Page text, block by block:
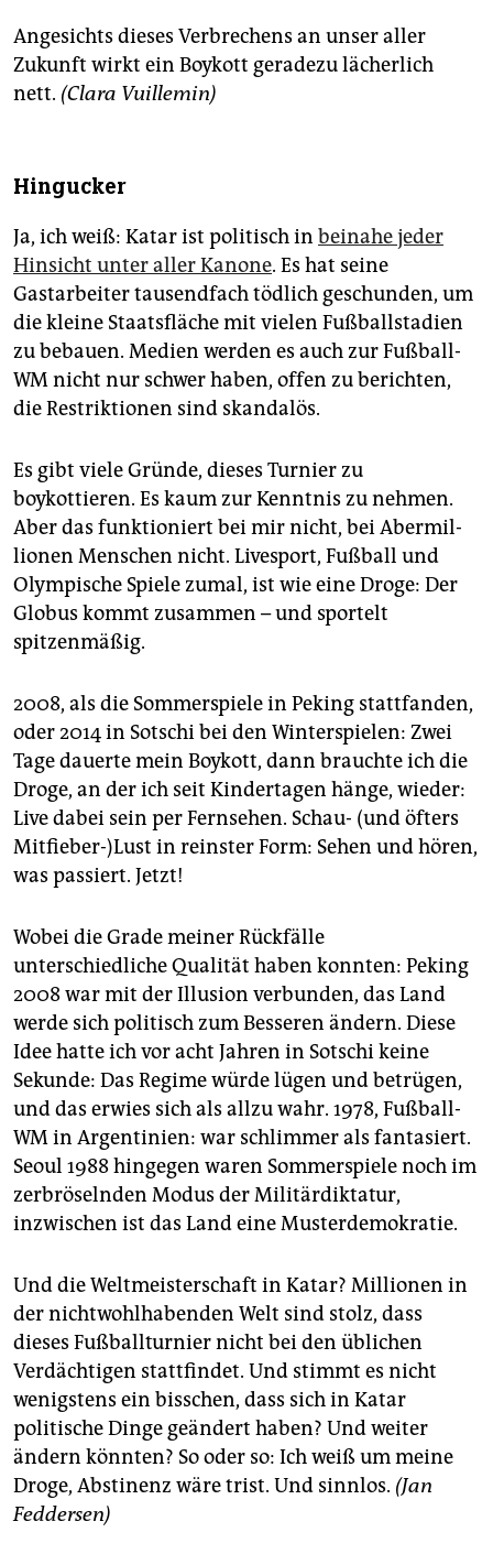
Angesichts dieses Verbrechens an unser aller
Zukunft wirkt ein Boykott geradezu lächerlich
nett. (Clara Vuillemin)
Hingucker
Ja, ich weiß: Katar ist politisch in beinahe jeder
Hinsicht unter aller Kanone. Es hat seine
Gastarbeiter tausendfach tödlich geschunden, um
die kleine Staatsfläche mit vielen Fußballstadien
zu bebauen. Medien werden es auch zur Fußball-
WM nicht nur schwer haben, offen zu berichten,
die Restriktionen sind skandalös.
Es gibt viele Gründe, dieses Turnier zu
boykottieren. Es kaum zur Kenntnis zu nehmen.
Aber das funktioniert bei mir nicht, bei Aber­mil­
lio­nen Menschen nicht. Live­sport, Fußball und
Olympische Spiele zumal, ist wie eine Droge: Der
Globus kommt zusammen – und sportelt
spitzenmäßig.
2008, als die Sommerspiele in Peking stattfanden,
oder 2014 in Sotschi bei den Winterspielen: Zwei
Tage dauerte mein Boykott, dann brauchte ich die
Droge, an der ich seit Kindertagen hänge, wieder:
Live dabei sein per Fernsehen. Schau- (und öfters
Mitfieber-)Lust in reinster Form: Sehen und hören,
was passiert. Jetzt!
Wobei die Grade meiner Rückfälle
unterschiedliche Qualität haben konnten: Peking
2008 war mit der Illusion verbunden, das Land
werde sich politisch zum Besseren ändern. Diese
Idee hatte ich vor acht Jahren in Sotschi keine
Sekunde: Das Regime würde lügen und betrügen,
und das erwies sich als allzu wahr. 1978, Fußball-
WM in Argentinien: war schlimmer als fantasiert.
Seoul 1988 hingegen waren Sommerspiele noch im
zerbröselnden Modus der Militärdiktatur,
inzwischen ist das Land eine Musterdemokratie.
Und die Weltmeisterschaft in Katar? Millionen in
der nichtwohlhabenden Welt sind stolz, dass
dieses Fußballturnier nicht bei den üblichen
Verdächtigen stattfindet. Und stimmt es nicht
wenigstens ein bisschen, dass sich in Katar
politische Dinge geändert haben? Und weiter
ändern könnten? So oder so: Ich weiß um meine
Droge, Abstinenz wäre trist. Und sinnlos. (Jan
Feddersen)